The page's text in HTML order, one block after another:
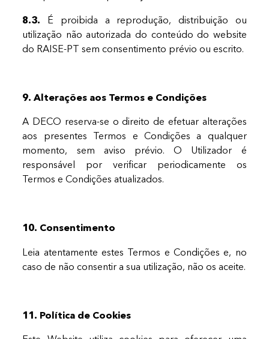
8.3. É proibida a reprodução, distribuição ou
utilização não autorizada do conteúdo do website
do RAISE-PT sem consentimento prévio ou escrito.
9. Alterações aos Termos e Condições
A DECO reserva-se o direito de efetuar alterações
aos presentes Termos e Condições a qualquer
momento, sem aviso prévio. O Utilizador é
responsável por verificar periodicamente os
Termos e Condições atualizados.
10. Consentimento
Leia atentamente estes Termos e Condições e, no
caso de não consentir a sua utilização, não os aceite.
11. Política de Cookies